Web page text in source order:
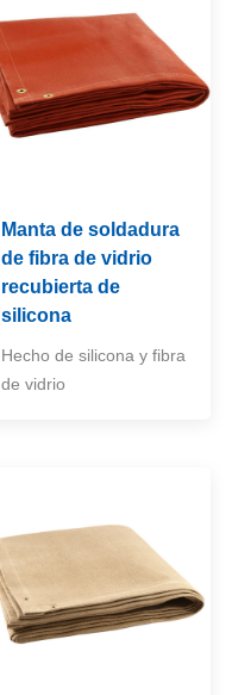
Manta de soldadura
de fibra de vidrio
recubierta de
silicona
Hecho de silicona y fibra
de vidrio